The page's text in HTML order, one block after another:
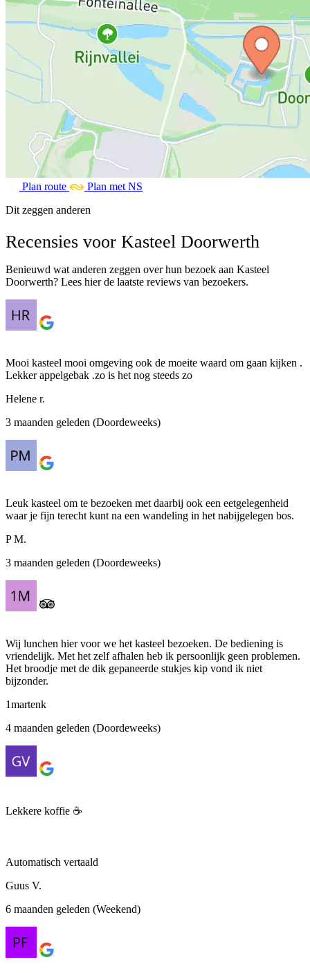
Plan route
Plan met NS
Dit zeggen anderen
Recensies voor Kasteel Doorwerth
Benieuwd wat anderen zeggen over hun bezoek aan Kasteel
Doorwerth? Lees hier de laatste reviews van bezoekers.
Mooi kasteel mooi omgeving ook de moeite waard om gaan kijken .
Lekker appelgebak .zo is het nog steeds zo
Helene r.
3 maanden geleden (Doordeweeks)
Leuk kasteel om te bezoeken met daarbij ook een eetgelegenheid
waar je fijn terecht kunt na een wandeling in het nabijgelegen bos.
P M.
3 maanden geleden (Doordeweeks)
Wij lunchen hier voor we het kasteel bezoeken. De bediening is
vriendelijk. Met het zelf afhalen heb ik persoonlijk geen problemen.
Het broodje met de dik gepaneerde stukjes kip vond ik niet
bijzonder.
1martenk
4 maanden geleden (Doordeweeks)
Lekkere koffie ☕️
Automatisch vertaald
Guus V.
6 maanden geleden (Weekend)